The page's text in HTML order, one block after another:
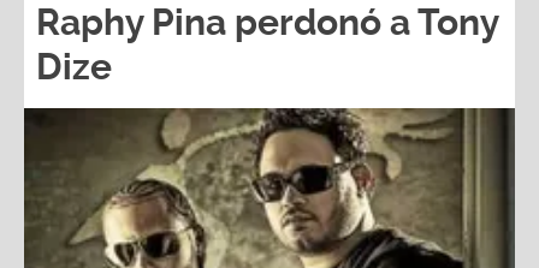
Raphy Pina perdonó a Tony
Dize